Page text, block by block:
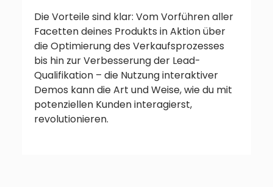
Die Vorteile sind klar: Vom Vorführen aller
Facetten deines Produkts in Aktion über
die Optimierung des Verkaufsprozesses
bis hin zur Verbesserung der Lead-
Qualifikation – die Nutzung interaktiver
Demos kann die Art und Weise, wie du mit
potenziellen Kunden interagierst,
revolutionieren.